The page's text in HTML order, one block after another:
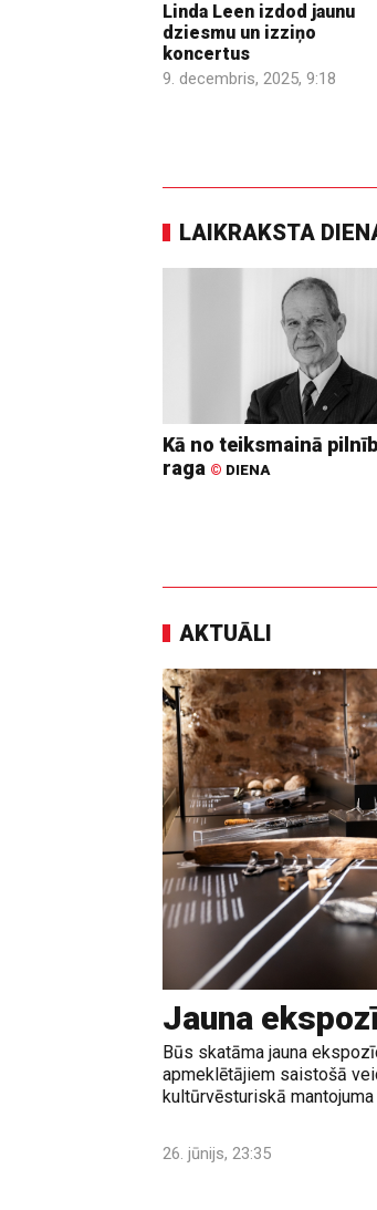
Linda Leen izdod jaunu
dziesmu un izziņo
koncertus
9. decembris, 2025, 9:18
LAIKRAKSTA
Kā no teiksmainā
raga © DIENA
AKTUĀLI
Jauna
Būs skatāma jauna
apmeklētājiem saistošā
kultūrvēsturiskā
26. jūnijs, 23:35